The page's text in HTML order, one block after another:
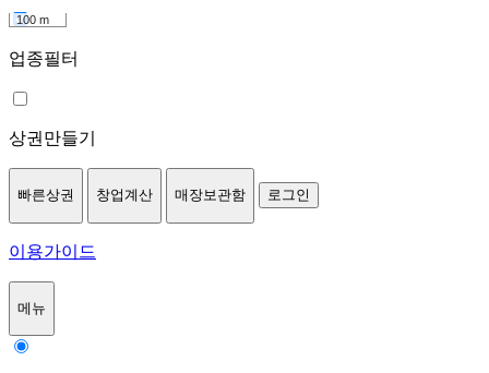
100 m
업종필터
상권만들기
빠른상권 창업계산 매장보관함 로그인
이용가이드
메뉴